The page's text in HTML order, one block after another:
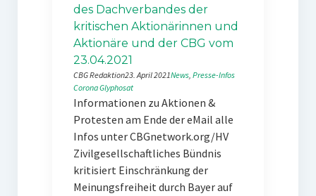
des Dachverbandes der
kritischen Aktionärinnen und
Aktionäre und der CBG vom
23.04.2021
CBG Redaktion23. April 2021News, Presse-Infos
CoronaGlyphosat
Informationen zu Aktionen &
Protesten am Ende der eMail alle
Infos unter CBGnetwork.org/HV
Zivilgesellschaftliches Bündnis
kritisiert Einschränkung der
Meinungsfreiheit durch Bayer auf